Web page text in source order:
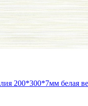
200*300*7мм белая